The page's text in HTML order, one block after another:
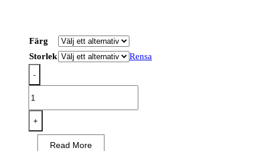
Färg
Storlek
Rensa
-
PW3
Varsel
+
Read More